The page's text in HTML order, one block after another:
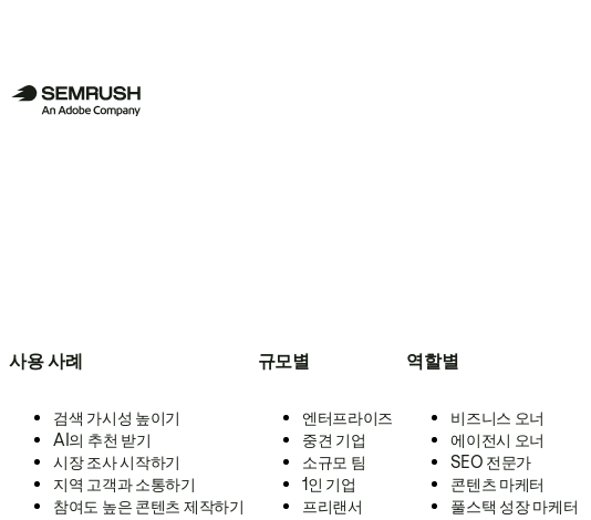
사용 사례
검색 가시성 높이기
AI의 추천 받기
시장 조사 시작하기
지역 고객과 소통하기
참여도 높은 콘텐츠 제작하기
규모별
엔터프라이즈
중견 기업
소규모 팀
1인 기업
프리랜서
역할별
비즈니스 오너
에이전시 오너
SEO 전문가
콘텐츠 마케터
풀스택 성장 마케터